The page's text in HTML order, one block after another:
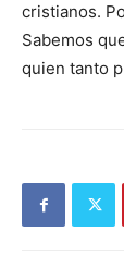
cristianos.
Sabe­mos
quien tanto